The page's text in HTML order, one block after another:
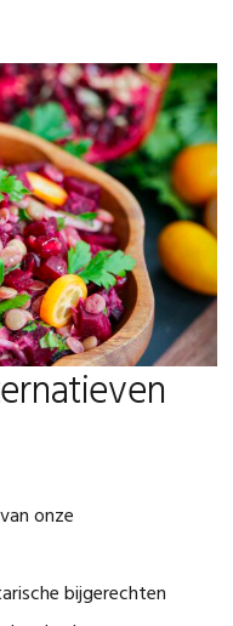
onze
bijgerechten